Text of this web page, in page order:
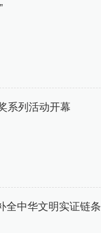
系列活动开幕
全中华文明实证链条